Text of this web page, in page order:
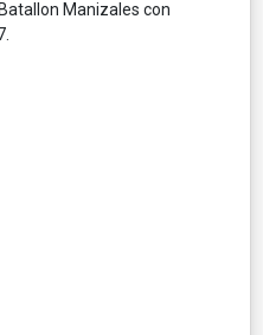
Manizales con